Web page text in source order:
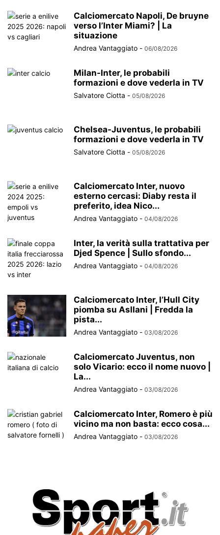
Calciomercato Napoli, De bruyne
verso l’Inter Miami? | La
situazione
Andrea Vantaggiato - 06/08/2026
Milan-Inter, le probabili
formazioni e dove vederla in TV
Salvatore Ciotta - 05/08/2026
Chelsea-Juventus, le probabili
formazioni e dove vederla in TV
Salvatore Ciotta - 05/08/2026
Calciomercato Inter, nuovo
esterno cercasi: Diaby resta il
preferito, idea Nico...
Andrea Vantaggiato - 04/08/2026
Inter, la verità sulla trattativa per
Djed Spence | Sullo sfondo...
Andrea Vantaggiato - 04/08/2026
Calciomercato Inter, l’Hull City
piomba su Asllani | Fredda la
pista...
Andrea Vantaggiato - 03/08/2026
Calciomercato Juventus, non
solo Vicario: ecco il nome nuovo |
La...
Andrea Vantaggiato - 03/08/2026
Calciomercato Inter, Romero è più
vicino ma non basta: ecco cosa...
Andrea Vantaggiato - 03/08/2026